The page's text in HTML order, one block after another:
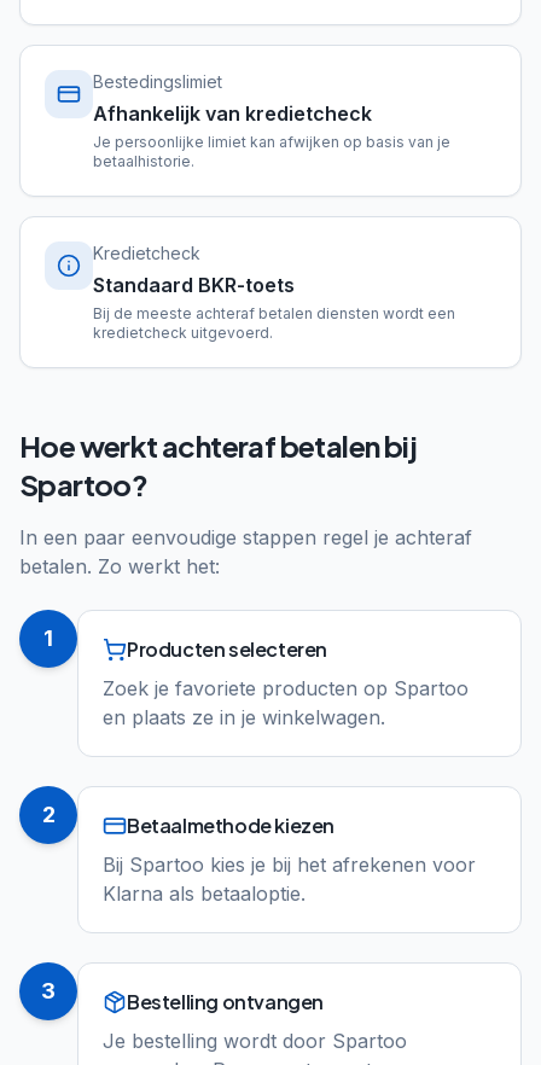
Bestedingslimiet
Afhankelijk van kredietcheck
Je persoonlijke limiet kan afwijken op basis van je
betaalhistorie.
Kredietcheck
Standaard BKR-toets
Bij de meeste achteraf betalen diensten wordt een
kredietcheck uitgevoerd.
Hoe werkt achteraf betalen bij
Spartoo?
In een paar eenvoudige stappen regel je achteraf
betalen. Zo werkt het:
1 Producten selecteren
Zoek je favoriete producten op Spartoo
en plaats ze in je winkelwagen.
2 Betaalmethode kiezen
Bij Spartoo kies je bij het afrekenen voor
Klarna als betaaloptie.
3 Bestelling ontvangen
Je bestelling wordt door Spartoo